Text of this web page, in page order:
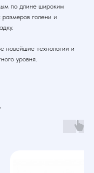
по длине широким
голени и
новейшие технологии и
уровня.